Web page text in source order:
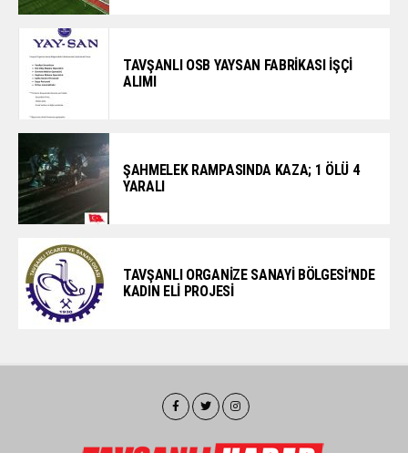
TAVŞANLI OSB YAYSAN FABRİKASI İŞÇİ
ALIMI
ŞAHMELEK RAMPASINDA KAZA; 1 ÖLÜ 4
YARALI
TAVŞANLI ORGANİZE SANAYİ BÖLGESİ’NDE
KADIN ELİ PROJESİ